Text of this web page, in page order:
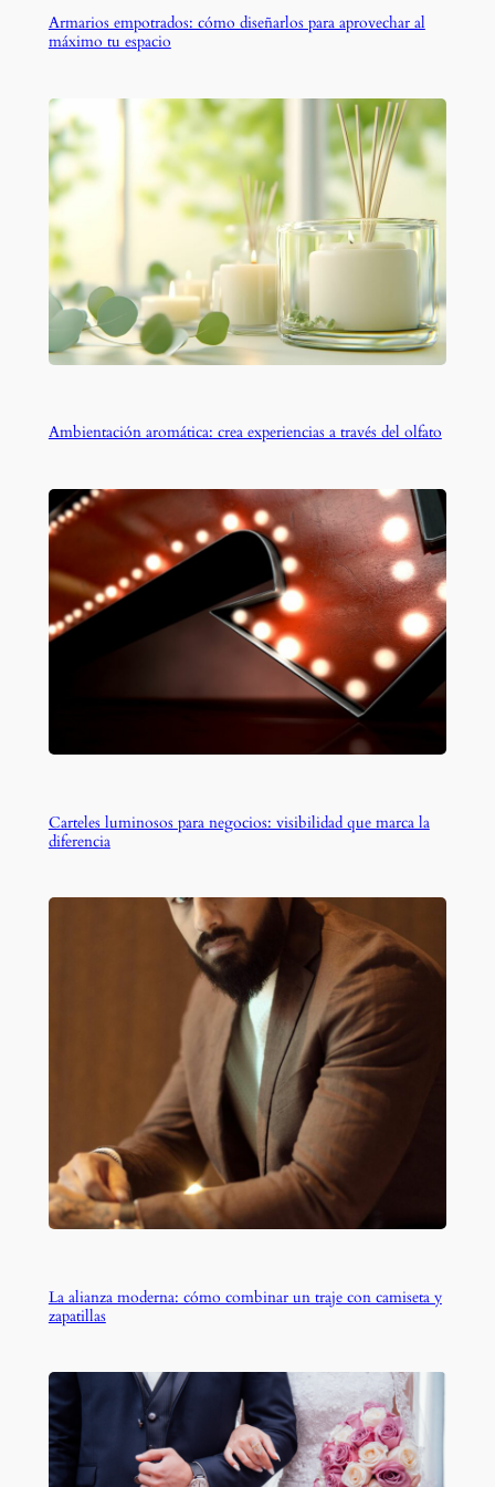
Armarios empotrados: cómo diseñarlos para aprovechar al
máximo tu espacio
Ambientación aromática: crea experiencias a través del olfato
Carteles luminosos para negocios: visibilidad que marca la
diferencia
La alianza moderna: cómo combinar un traje con camiseta y
zapatillas